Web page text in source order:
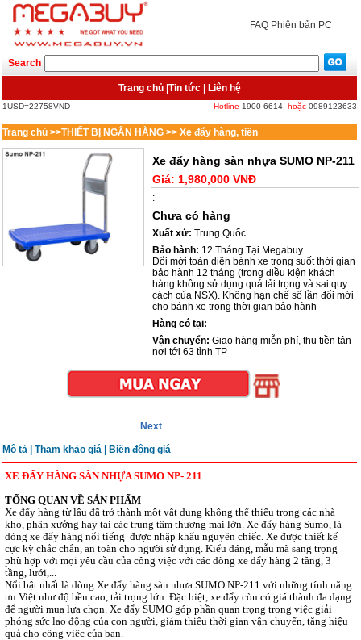
FAQ Phiên bản PC
Search
Trang chủ Tin tức Liên hệ
1USD=22758VND Hotline 1900 6614 , hoặc 0989123633
Trang chủ >>THIẾT BỊ NGÂN HÀNG >> Xe đẩy hàng, tiền
Xe đẩy hàng sàn nhựa SUMO NP-211
Giá: 1,980,000 VNĐ
:
Chưa có hàng
Xuất xứ: Trung Quốc
Bảo hành: 12 Tháng Tại Megabuy
Đổi mới toàn diện bánh xe trong suốt thời gian
bảo hành 12 tháng (trong điều kiện khách
hàng không sử dụng quá tải trọng và sai quy
cách của NSX). Không hạn chế số lần đổi mới
cho bánh xe trong thời gian bảo hành
Hàng có tại:
Vận chuyển: Giao hàng miễn phí, thu tiền tận
nơi tới 63 tỉnh TP
Next
Mô tả Tham khảo giá | Biến động giá
XE ĐẨY HÀNG SÀN NHỰA SUMO NP- 211
TỔNG QUAN VỀ SẢN PHẨM
Xe đẩy hàng từ lâu đã trở thành một vật dụng không thể thiếu trong các nhà
kho, phân xưởng hay tại các trung tâm thương mại lớn. Xe đẩy hàng Sumo, là
dòng xe đẩy hàng nổi tiếng được nhập khẩu nguyên chiếc. Xe được thiết kế
cực kỳ chắc chắn, an toàn cho người sử dụng. Kiểu dáng, mẫu mã sang trọng
phù hợp với mọi yêu cầu của công việc với các dòng xe đẩy hàng 2 tầng, 3
tầng, lưới,...
Nổi bật nhất là dòng Xe đẩy hàng sàn nhựa SUMO NP-211 với những tính năng
ưu Việt như độ bền cao, tải trọng lớn. Đặc biệt, xe đẩy còn có giá thành đa dạng
để người mua lựa chọn. Xe đẩy SUMO góp phần quan trọng trong việc giải
phóng sức lao động của con người, giảm thiểu thời gian vận chuyển, tăng hiệu
quả cho công việc của bạn.